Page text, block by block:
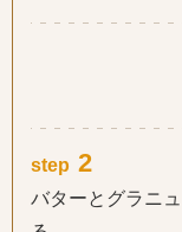
step 2
バターとグラニ